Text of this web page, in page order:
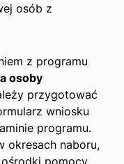
osób z
z programu
osoby
przygotować
wniosku
programu.
okresach naboru,
ośrodki pomocy